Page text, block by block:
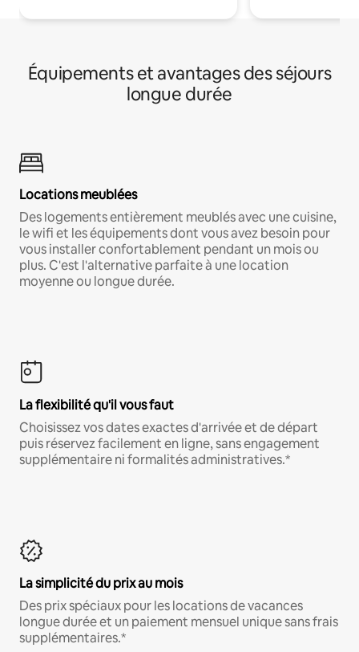
Équipements et avantages des séjours
longue durée
Locations meublées
Des logements entièrement meublés avec une cuisine,
le wifi et les équipements dont vous avez besoin pour
vous installer confortablement pendant un mois ou
plus. C'est l'alternative parfaite à une location
moyenne ou longue durée.
La flexibilité qu'il vous faut
Choisissez vos dates exactes d'arrivée et de départ
puis réservez facilement en ligne, sans engagement
supplémentaire ni formalités administratives.*
La simplicité du prix au mois
Des prix spéciaux pour les locations de vacances
longue durée et un paiement mensuel unique sans frais
supplémentaires.*